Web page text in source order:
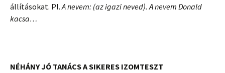
állításokat. Pl.A nevem: (az igazi neved). A nevem Donald
kacsa…
NÉHÁNY JÓ TANÁCS A SIKERES IZOMTESZT